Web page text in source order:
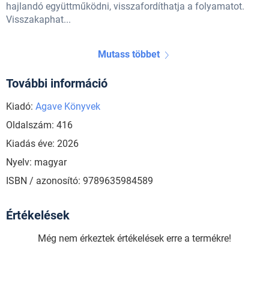
hajlandó együttműködni, visszafordíthatja a folyamatot.
Visszakaphat...
Mutass többet
További információ
Kiadó: Agave Könyvek
Oldalszám: 416
Kiadás éve: 2026
Nyelv: magyar
ISBN / azonosító: 9789635984589
Értékelések
Még nem érkeztek értékelések erre a termékre!